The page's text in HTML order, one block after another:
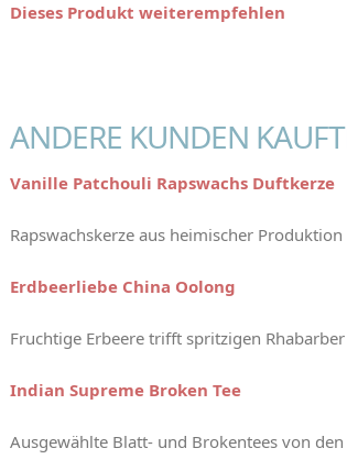
Dieses Produkt weiterempfehlen
ANDERE KUNDEN
Vanille Patchouli Rapswachs Duftkerze
Rapswachskerze aus heimischer
Erdbeerliebe China Oolong
Fruchtige Erbeere trifft spritzigen
Indian Supreme Broken Tee
Ausgewählte Blatt- und Brokentees von